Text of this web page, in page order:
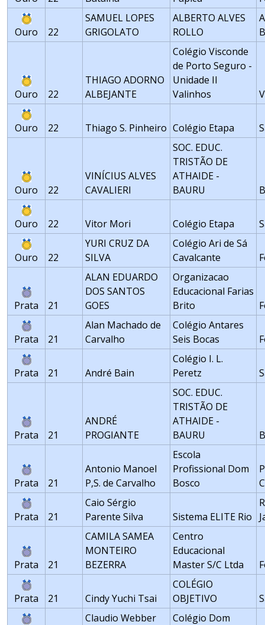
Ouro 22
SAMUEL LOPES
GRIGOLATO
ALBERTO ALVES
ROLLO
Ouro 22
THIAGO ADORNO
ALBEJANTE
Colégio Visconde
de Porto Seguro -
Unidade II
Valinhos
Ouro 22 Thiago S. Pinheiro Colégio Etapa
Ouro 22
VINÍCIUS ALVES
CAVALIERI
SOC. EDUC.
TRISTÃO DE
ATHAIDE -
BAURU
Ouro 22 Vitor Mori Colégio Etapa
Ouro 22
YURI CRUZ DA
SILVA
Colégio Ari de Sá
Cavalcante
Prata 21
ALAN EDUARDO
DOS SANTOS
GOES
Organizacao
Educacional Farias
Brito
Prata 21
Alan Machado de
Carvalho
Colégio Antares
Seis Bocas
Prata 21 André Bain
Colégio I. L.
Peretz
Prata 21
ANDRÉ
PROGIANTE
SOC. EDUC.
TRISTÃO DE
ATHAIDE -
BAURU
Prata 21
Antonio Manoel
P,S. de Carvalho
Escola
Profissional Dom
Bosco
Prata 21
Caio Sérgio
Parente Silva
Sistema ELITE Rio
Prata 21
CAMILA SAMEA
MONTEIRO
BEZERRA
Centro
Educacional
Master S/C Ltda
Prata 21 Cindy Yuchi Tsai
COLÉGIO
OBJETIVO
Claudio Webber
Colégio Dom